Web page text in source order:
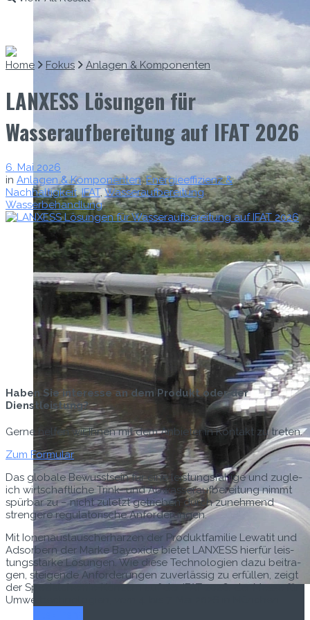
Home Fokus Anlagen & Komponenten
LANXESS Lösungen für
Wasseraufbereitung auf IFAT 2026
6. Mai 2026
in Anlagen & Komponenten,Energieeffizienz &
Nachhaltigkeit,IFAT,Wasseraufbereitung,
Wasserbehandlung
Haben Sie interesse an dem Produkt oder der
Dienstleistung?
Gerne helfen wir Ihnen mit dem Anbieter in Kontakt zu treten.
Zum Formular
Das glob­ale Bewusst­sein für eine leis­tungs­fähige und zugle­
ich wirtschaftliche Trink- und Abwasser­auf­bere­itung nimmt
spür­bar zu – nicht zulet­zt getrieben durch zunehmend
stren­gere reg­u­la­torische Anforderungen.
Mit Ione­naus­tauscher­harzen der Pro­duk­t­fam­i­lie Lewatit und
Adsor­bern der Marke Bay­ox­ide bietet LANXESS hier­für leis­
tungsstarke Lösun­gen. Wie diese Tech­nolo­gien dazu beitra­
gen, steigende Anforderun­gen zuver­läs­sig zu erfüllen, zeigt
der Spezial­chemie-Konz­ern auf der IFAT 2026, der Messe für
Umwelt­tech­nolo­gien, vom 4. bis 7. Mai 2026 in München.